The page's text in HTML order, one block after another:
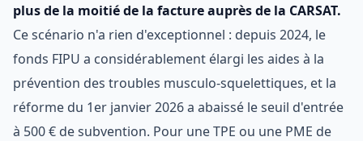
plus de la moitié de la facture auprès de la CARSAT.
Ce scénario n'a rien d'exceptionnel : depuis 2024, le
fonds FIPU a considérablement élargi les aides à la
prévention des troubles musculo-squelettiques, et la
réforme du 1er janvier 2026 a abaissé le seuil d'entrée
à 500 € de subvention. Pour une TPE ou une PME de